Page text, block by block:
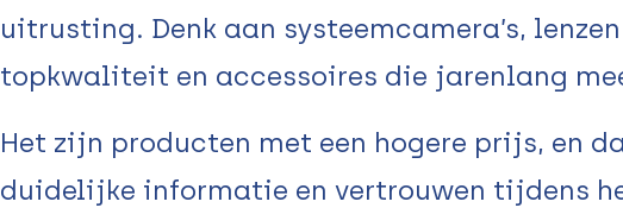
uitrusting. Denk aan systeemcamera’s,
topkwaliteit en accessoires die jarenlang
Het zijn producten met een hogere prijs, en
duidelijke informatie en vertrouwen tijdens